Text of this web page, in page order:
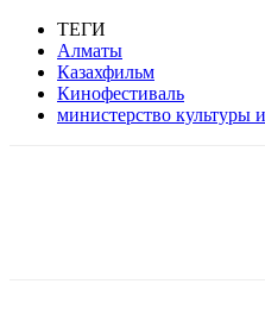
ТЕГИ
Алматы
Казахфильм
Кинофестиваль
министерство